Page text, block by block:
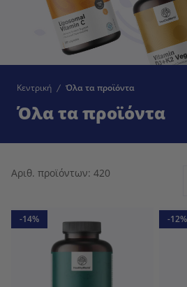
Κεντρική Όλα τα προϊόντα
Όλα τα προϊόντα
Αριθ. προϊόντων: 420
-14% -12%